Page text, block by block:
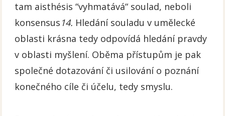
tam aisthésis “vyhmatává“ soulad, neboli
konsensus 14. Hledání souladu v umělecké
oblasti krásna tedy odpovídá hledání pravdy
v oblasti myšlení. Oběma přístupům je pak
společné dotazování či usilování o poznání
konečného cíle či účelu, tedy smyslu.